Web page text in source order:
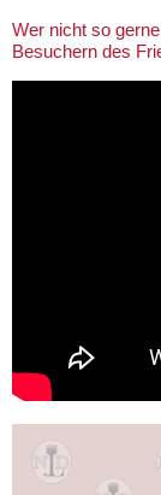
Wer nicht so
Besuchern des